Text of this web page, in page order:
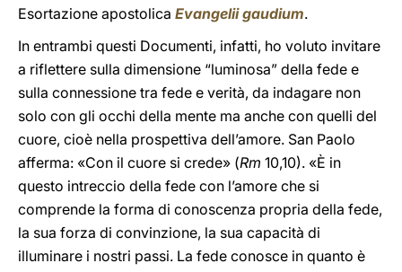
Esortazione apostolica Evangelii gaudium.
In entrambi questi Documenti, infatti, ho voluto invitare
a riflettere sulla dimensione “luminosa” della fede e
sulla connessione tra fede e verità, da indagare non
solo con gli occhi della mente ma anche con quelli del
cuore, cioè nella prospettiva dell’amore. San Paolo
afferma: «Con il cuore si crede» (Rm 10,10). «È in
questo intreccio della fede con l’amore che si
comprende la forma di conoscenza propria della fede,
la sua forza di convinzione, la sua capacità di
illuminare i nostri passi. La fede conosce in quanto è